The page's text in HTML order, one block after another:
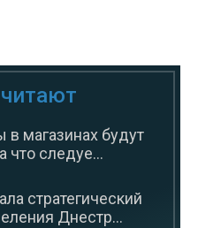
магазинах будут
что следуе...
стратегический
Днестр...